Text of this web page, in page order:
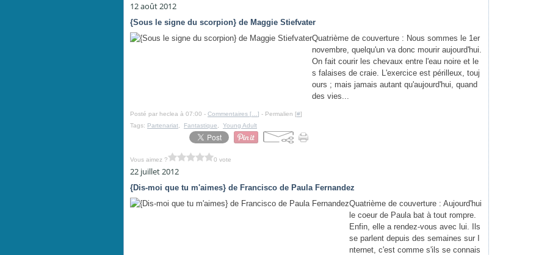
12 août 2012
{Sous le signe du scorpion} de Maggie Stiefvater
Quatrième de couverture : Nous sommes le 1er
novembre, quelqu'un va donc mourir aujourd'hui.
On fait courir les chevaux entre l'eau noire et le
s falaises de craie. L'exercice est périlleux, touj
ours ; mais jamais autant qu'aujourd'hui, quand
des vies...
Posté par heclea à 07:00 - Commentaires [ ] - Permalien [#]
Tags: Partenariat Fantastique Young Adult
Vous aimez ? 0 vote
22 juillet 2012
{Dis-moi que tu m'aimes} de Francisco de Paula Fernandez
Quatrième de couverture : Aujourd'hui
le coeur de Paula bat à tout rompre.
Enfin, elle a rendez-vous avec lui. Ils
se parlent depuis des semaines sur I
nternet, c'est comme s'ils se connais